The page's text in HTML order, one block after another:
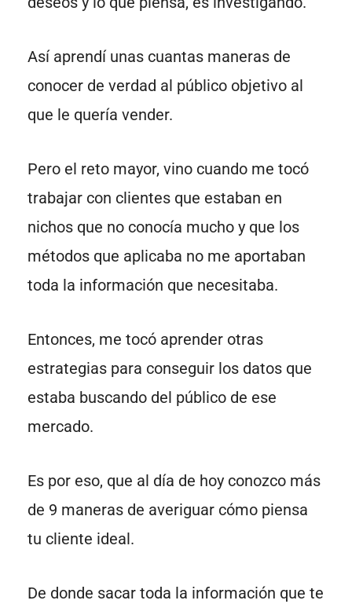
Así aprendí unas cuantas maneras de
conocer de verdad al público objetivo al
que le quería vender.
Pero el reto mayor, vino cuando me tocó
trabajar con clientes que estaban en
nichos que no conocía mucho y que los
métodos que aplicaba no me aportaban
toda la información que necesitaba.
Entonces, me tocó aprender otras
estrategias para conseguir los datos que
estaba buscando del público de ese
mercado.
Es por eso, que al día de hoy conozco más
de 9 maneras de averiguar cómo piensa
tu cliente ideal.
De donde sacar toda la información que te